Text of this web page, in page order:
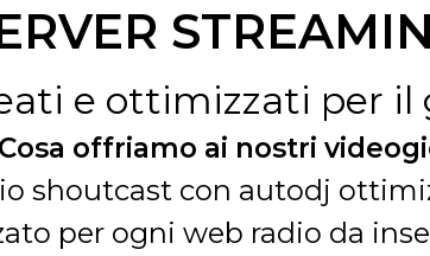
e ottimizzati per il
Cosa offriamo ai nostri
shoutcast con autodj
per ogni web radio da